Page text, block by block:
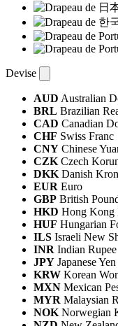
Devise
AUD Australian
BRL Brazilian
CAD Canadian
CHF Swiss Franc
CNY Chinese
CZK Czech
DKK Danish
EUR Euro
GBP British
HKD Hong Kong
HUF Hungarian
ILS Israeli New
INR Indian Rupee
JPY Japanese Yen
KRW Korean
MXN Mexican
MYR Malaysian
NOK Norwegian